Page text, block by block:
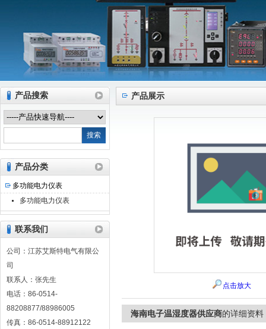
江苏艾斯特电气有限公司
产品搜索
产品分类
多功能电力仪表
多功能电力仪表
联系我们
公司：江苏艾斯特电气有限公
司
联系人：张先生
电话：86-0514-
88208877/88986005
传真：86-0514-88912122
产品展示
点击放大
海南电子温湿度器供应商的详细资料